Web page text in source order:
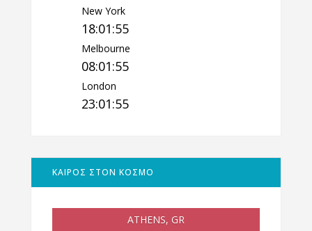
New York
18:01:55
Melbourne
08:01:55
London
23:01:55
ΚΑΙΡΟΣ ΣΤΟΝ ΚΟΣΜΟ
ATHENS, GR